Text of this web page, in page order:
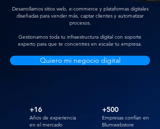
Desarrollamos sitios web, e-commerce y plataformas digitales
diseñadas para vender más, captar clientes y automatizar
procesos.
Gestionamos toda tu infraestructura digital con soporte
experto para que te concentres en escalar tu empresa.
Quiero mi negocio digital
+16
Años de experiencia
en el mercado
+500
Empresas confían en
Blumwebstore